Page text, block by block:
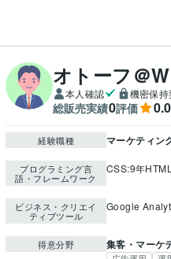
オトーフ＠
本人確認 機密保
総販売実績0評価 0.0
経験職種 マーケティン
プログラミング言
語・フレームワーク
CSS:9年
ビジネス・クリエイ
ティブツール
Google
得意分野 集客・マーケ